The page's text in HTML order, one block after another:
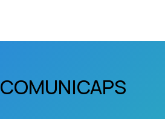
COMUNICAPS